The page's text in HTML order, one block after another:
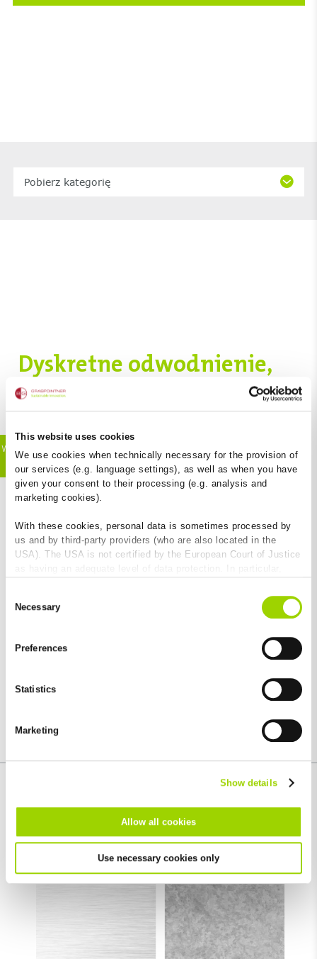
This website uses cookies
We use cookies when technically necessary for the provision of
our services (e.g. language settings), as well as when you have
given your consent to their processing (e.g. analysis and
marketing cookies).
With these cookies, personal data is sometimes processed by
us and by third-party providers (who are also located in the
USA). The USA is not certified by the European Court of Justice
as having an adequate level of data protection. In particular,
authorities for control and monitoring purposes and that no
effective legal remedies are available against this. By clicking
and by third-party providers (also in the USA). Except for the
absolutely necessary cookies that serve the proper functioning
future in the "Cookie Policy" item in the footer of this website.
Excluded from this are absolutely necessary cookies that
Selection
Necessary
Preferences
Statistics
Marketing
Show details
Allow all cookies
Use necessary cookies only
Pobierz kategorię
Dyskretne odwodnienie,
trwały materiał.
Wszystkie zalety
+